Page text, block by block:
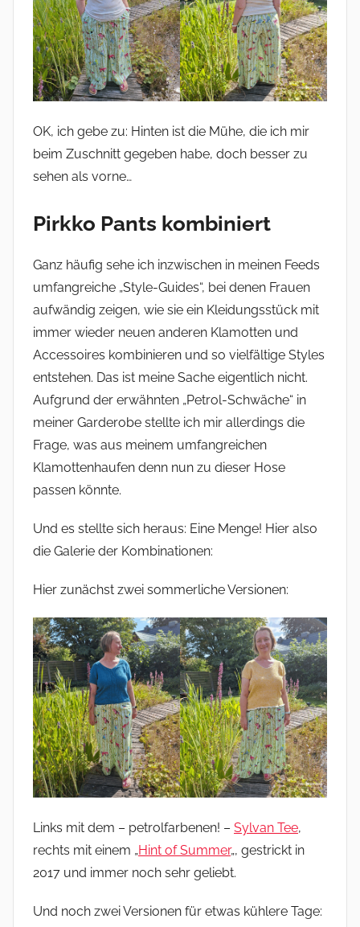
OK, ich gebe zu: Hinten ist die Mühe, die ich mir
beim Zuschnitt gegeben habe, doch besser zu
sehen als vorne…
Pirkko Pants kombiniert
Ganz häufig sehe ich inzwischen in meinen Feeds
umfangreiche „Style-Guides“, bei denen Frauen
aufwändig zeigen, wie sie ein Kleidungsstück mit
immer wieder neuen anderen Klamotten und
Accessoires kombinieren und so vielfältige Styles
entstehen. Das ist meine Sache eigentlich nicht.
Aufgrund der erwähnten „Petrol-Schwäche“ in
meiner Garderobe stellte ich mir allerdings die
Frage, was aus meinem umfangreichen
Klamottenhaufen denn nun zu dieser Hose
passen könnte.
Und es stellte sich heraus: Eine Menge! Hier also
die Galerie der Kombinationen:
Hier zunächst zwei sommerliche Versionen:
Links mit dem – petrolfarbenen! – Sylvan Tee,
rechts mit einem „Hint of Summer„, gestrickt in
2017 und immer noch sehr geliebt.
Und noch zwei Versionen für etwas kühlere Tage: